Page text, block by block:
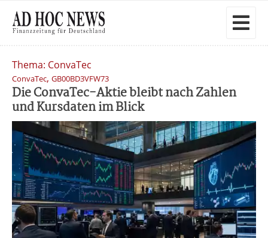
Thema: ConvaTec
ConvaTec, GB00BD3VFW73
Die ConvaTec-Aktie bleibt nach Zahlen
und Kursdaten im Blick